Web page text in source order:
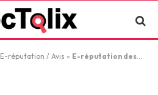
E-réputation / Avis » E-réputation des entreprises : comment la gérer efficacement ?